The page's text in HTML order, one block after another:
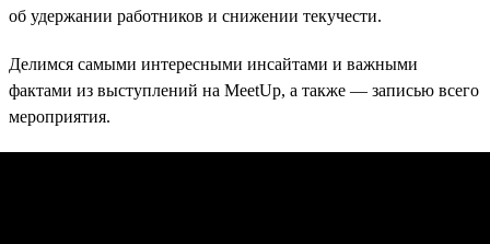
об удержании работников и снижении текучести.
Делимся самыми интересными инсайтами и важными
фактами из выступлений на MeetUp, а также — записью всего
мероприятия.